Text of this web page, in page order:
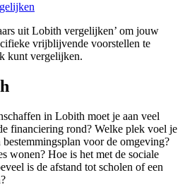
uit Lobith vergelijken’ om jouw
vrijblijvende voorstellen te
kunt vergelijken.
in Lobith moet je aan veel
financiering rond? Welke plek voel je
bestemmingsplan voor de omgeving?
wonen? Hoe is het met de sociale
is de afstand tot scholen of een